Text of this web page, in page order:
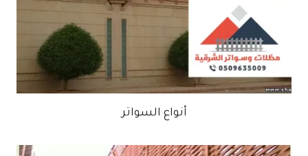
أنواع السواتر